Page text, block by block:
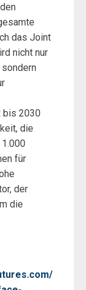
das Joint
nicht nur
bis 2030
die
für
der
die